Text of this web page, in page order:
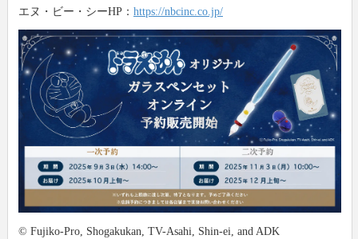
文具動画紹介
文具ミニミニ歴史館
小売店
各種団体
新聞購読申し込み
広告掲載について
お問い合わせ
プライバシーポリシー
利用規約
エヌ・ビー・シーHP： https://nbcinc.co.jp/
©︎ Fujiko-Pro, Shogakukan, TV-Asahi, Shin-ei, and ADK